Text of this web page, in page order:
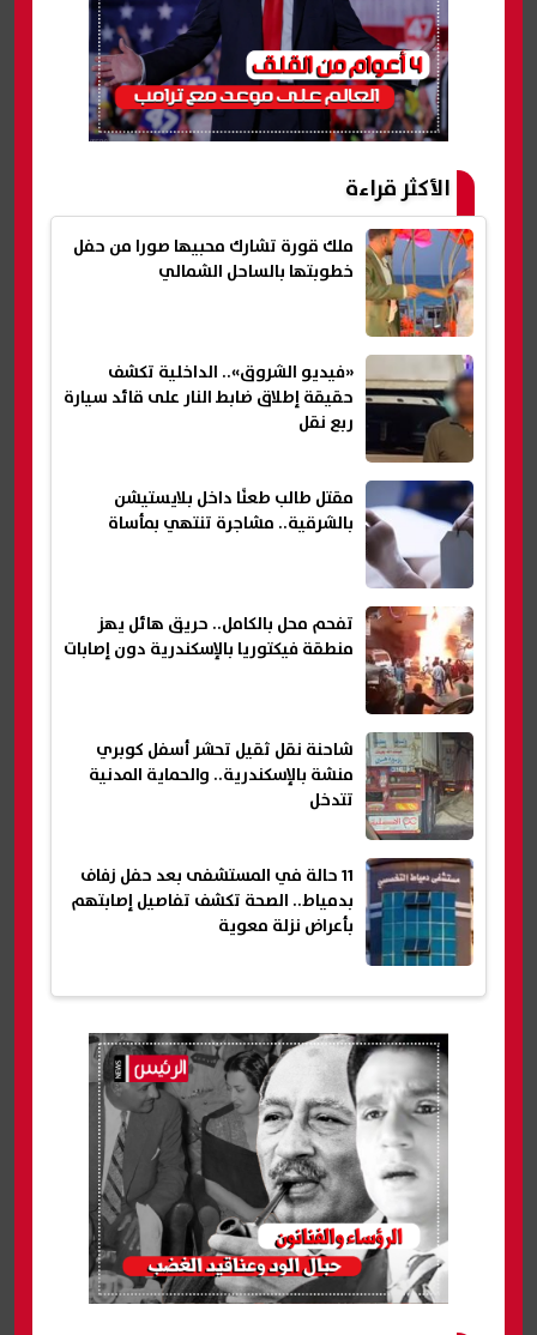
الأكثر قراءة
ملك قورة تشارك محبيها صورا من حفل
خطوبتها بالساحل الشمالي
«فيديو الشروق».. الداخلية تكشف
حقيقة إطلاق ضابط النار على قائد سيارة
ربع نقل
مقتل طالب طعنًا داخل بلايستيشن
بالشرقية.. مشاجرة تنتهي بمأساة
تفحم محل بالكامل.. حريق هائل يهز
منطقة فيكتوريا بالإسكندرية دون إصابات
شاحنة نقل ثقيل تحشر أسفل كوبري
منشة بالإسكندرية.. والحماية المدنية
تتدخل
11 حالة في المستشفى بعد حفل زفاف
بدمياط.. الصحة تكشف تفاصيل إصابتهم
بأعراض نزلة معوية